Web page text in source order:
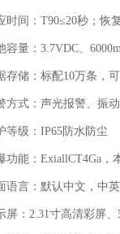
时间： T90≤20秒；恢
容量： 3.7VDC、
存储：标配10万条，
方式：声光报警、振
等级： IP65防水防尘
功能： ExiallCT4Ga ，
语言：默认中文，中
屏： 2.31寸高清彩屏、